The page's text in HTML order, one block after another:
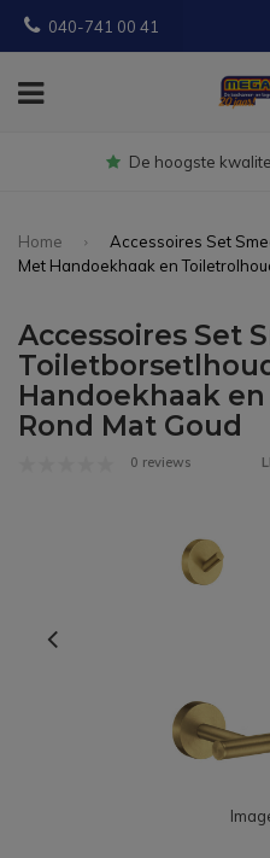
040-741 00 41
Gratis
Home
Accessoires Set
Met Handoekhaak en
Accessoires Set
Handoekhaak
Rond Mat Goud
0 reviews